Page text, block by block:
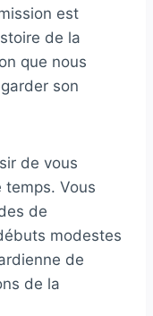
est
de la
que nous
son
de vous
temps. Vous
de
modestes
de
de la